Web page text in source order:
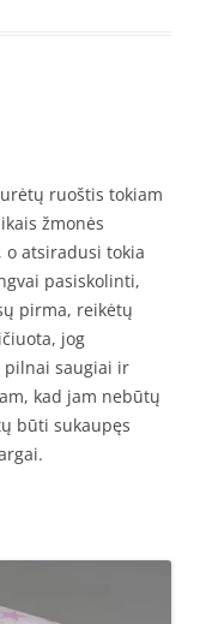
ruoštis tokiam
žmonės
o atsiradusi tokia
pasiskolinti,
pirma, reikėtų
jog
pilnai saugiai ir
kad jam nebūtų
būti sukaupęs